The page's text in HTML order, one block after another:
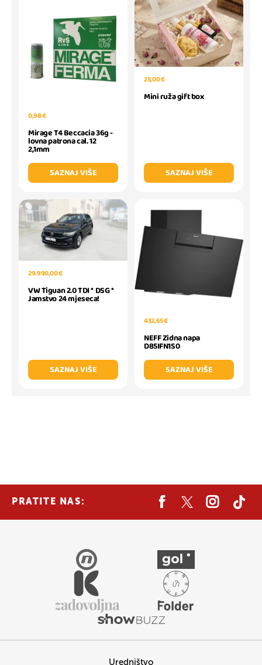
0,98 €
Mirage T4 Beccacia 36g -
lovna patrona cal. 12
2,1mm
SAZNAJ VIŠE
25,00 €
Mini ruža gift box
SAZNAJ VIŠE
29.990,00 €
VW Tiguan 2.0 TDI * DSG *
Jamstvo 24 mjeseca!
SAZNAJ VIŠE
432,65 €
NEFF Zidna napa
D85IFN1S0
SAZNAJ VIŠE
PRATITE NAS:
Uredništvo